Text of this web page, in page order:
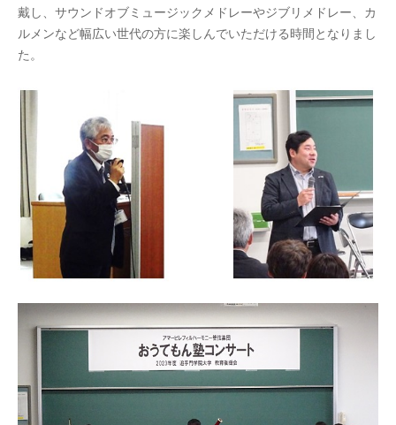
戴し、サウンドオブミュージックメドレーやジブリメドレー、カ
ルメンなど幅広い世代の方に楽しんでいただける時間となりまし
た。